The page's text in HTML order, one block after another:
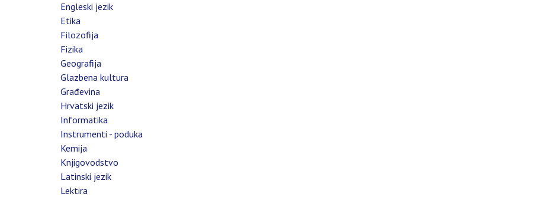
Engleski jezik
Etika
Filozofija
Fizika
Geografija
Glazbena kultura
Građevina
Hrvatski jezik
Informatika
Instrumenti - poduka
Kemija
Knjigovodstvo
Latinski jezik
Lektira